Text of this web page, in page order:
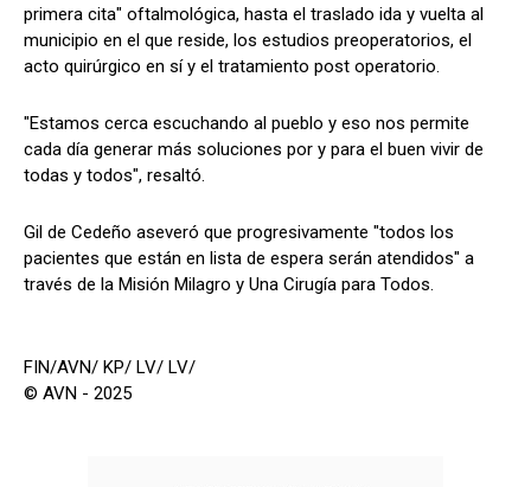
primera cita" oftalmológica, hasta el traslado ida y vuelta al
municipio en el que reside, los estudios preoperatorios, el
acto quirúrgico en sí y el tratamiento post operatorio.
"Estamos cerca escuchando al pueblo y eso nos permite
cada día generar más soluciones por y para el buen vivir de
todas y todos", resaltó.
Gil de Cedeño aseveró que progresivamente "todos los
pacientes que están en lista de espera serán atendidos" a
través de la Misión Milagro y Una Cirugía para Todos.
FIN/AVN/ KP/ LV/ LV/
© AVN - 2025